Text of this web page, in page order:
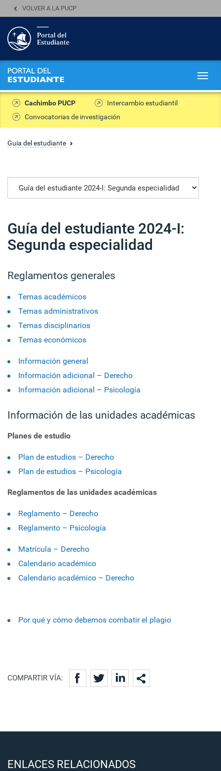
VOLVER A LA PUCP
Cachimbo PUCP
Intercambio estudiantil
Convocatorias de investigación
Guía del estudiante
Guía del estudiante 2024-I:
Segunda especialidad
Reglamentos generales
Temas académicos
Temas administrativos
Temas disciplinarios
Temas económicos
Información general
Información adicional – Derecho
Información adicional – Psicología
Información de las unidades académicas
Planes de estudio
Plan de estudios – Derecho
Plan de estudios – Psicología
Reglamentos de las unidades académicas
Reglamento – Derecho
Reglamento – Psicología
Matrícula – Derecho
Calendario académico
Calendario académico – Derecho
Por qué y cómo debemos combatir el plagio
COMPARTIR VÍA:
ENLACES RELACIONADOS